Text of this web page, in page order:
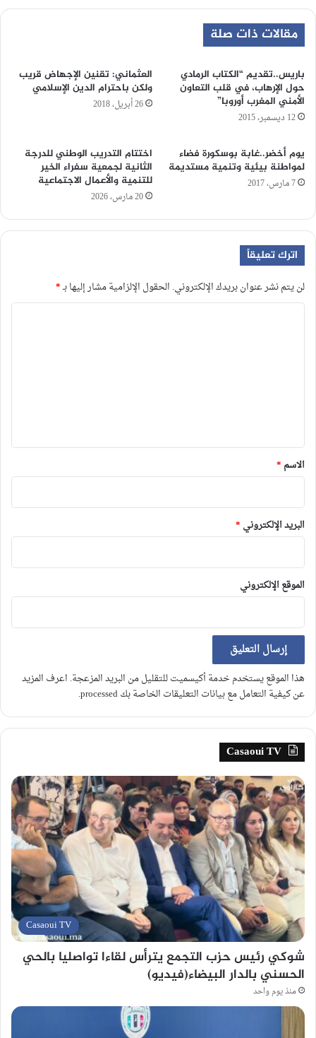
مقالات ذات صلة
باريس..تقديم “الكتاب الرمادي
حول الإرهاب، في قلب التعاون
الأمني المغرب أوروبا”
12 ديسمبر، 2015
العثماني: تقنين الإجهاض قريب
ولكن باحترام الدين الإسلامي
26 أبريل، 2018
يوم أخضر..غابة بوسكورة فضاء
لمواطنة بيئية وتنمية مستديمة
7 مارس، 2017
اختتام التدريب الوطني للدرجة
الثانية لجمعية سفراء الخير
للتنمية والأعمال الاجتماعية
20 مارس، 2026
اترك تعليقاً
لن يتم نشر عنوان بريدك الإلكتروني. الحقول الإلزامية مشار إليها بـ*
*
الاسم *
البريد الإلكتروني *
الموقع الإلكتروني
هذا الموقع يستخدم خدمة أكيسميت للتقليل من البريد المزعجة. اعرف المزيد
عن كيفية التعامل مع بيانات التعليقات الخاصة بك processed
.
Casaoui TV
Casaoui TV
شوكي رئيس حزب التجمع يترأس لقاءا تواصليا بالحي
الحسني بالدار البيضاء(فيديو)
منذ يوم واحد